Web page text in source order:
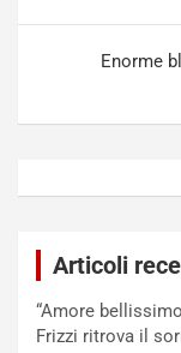
Enorme
Articoli
“Amore
Frizzi ritrova il